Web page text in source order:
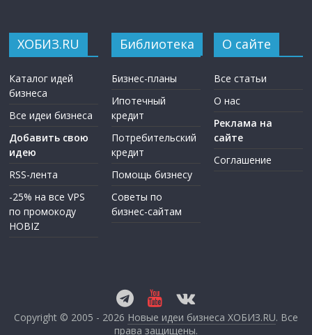
ХОБИЗ.RU
Каталог идей
бизнеса
Все идеи бизнеса
Добавить свою
идею
RSS-лента
-25% на все VPS
по промокоду
HOBIZ
Библиотека
Бизнес-планы
Ипотечный
кредит
Потребительский
кредит
Помощь бизнесу
Советы по
бизнес-сайтам
О сайте
Все статьи
О нас
Реклама на
сайте
Соглашение
Copyright © 2005 - 2026 Новые идеи бизнеса ХОБИЗ.RU. Все
права защищены.